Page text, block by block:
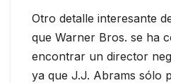
Otro detalle interesante
que Warner Bros. se ha
encontrar un director
ya que J.J. Abrams sólo